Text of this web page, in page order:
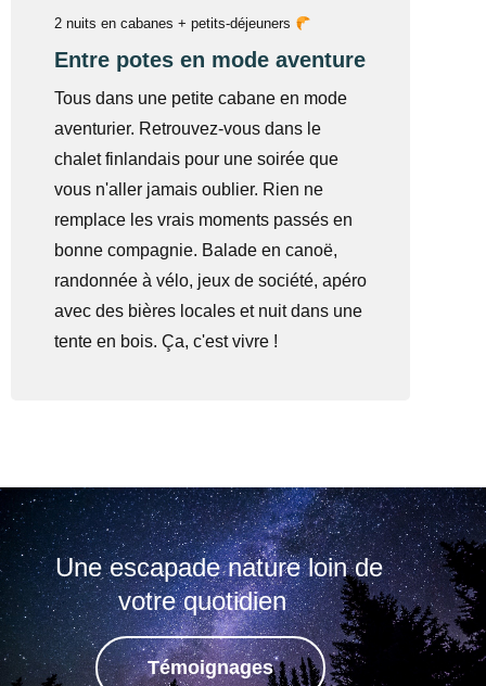
2 nuits en cabanes + petits-déjeuners
Entre potes en mode aventure
Tous dans une petite cabane en mode
aventurier. Retrouvez-vous dans le
chalet finlandais pour une soirée que
vous n'aller jamais oublier. Rien ne
remplace les vrais moments passés en
bonne compagnie. Balade en canoë,
randonnée à vélo, jeux de société, apéro
avec des bières locales et nuit dans une
tente en bois. Ça, c'est vivre !
Une escapade nature loin de
votre quotidien
Témoignages